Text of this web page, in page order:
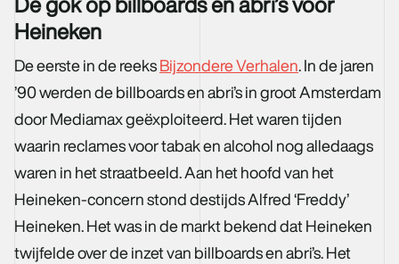
Heineken
De eerste in de reeksBijzondere Verhalen. In de jaren
’90 werden de billboards en abri’s in groot Amsterdam
door Mediamax geëxploiteerd. Het waren tijden
waarin reclames voor tabak en alcohol nog alledaags
waren in het straatbeeld. Aan het hoofd van het
Heineken-concern stond destijds Alfred ‘Freddy’
Heineken. Het was in de markt bekend dat Heineken
twijfelde over de inzet van billboards en abri’s. Het